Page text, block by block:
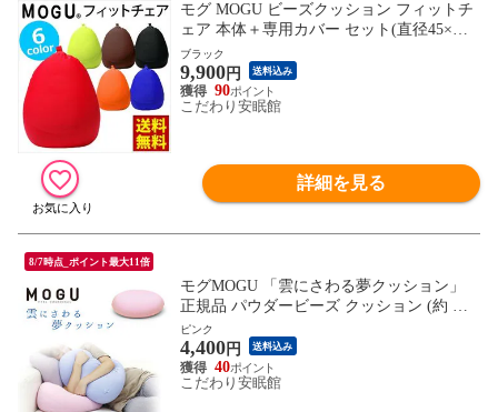
モグ MOGU ビーズクッション フィットチ
ェア 本体＋専用カバー セット(直径45×高
さ55cm ブラック)【10I83250BK】
ブラック
9,900円 送料込み
90
こだわり安眠館
詳細を見る
8/7時点_ポイント最大11倍
モグMOGU 「雲にさわる夢クッション」
正規品 パウダービーズ クッション (約 横4
0×縦40×高15 cm クリアピンク)【10I-KUM
OSAWA-CPK】
ピンク
4,400円 送料込み
40
こだわり安眠館